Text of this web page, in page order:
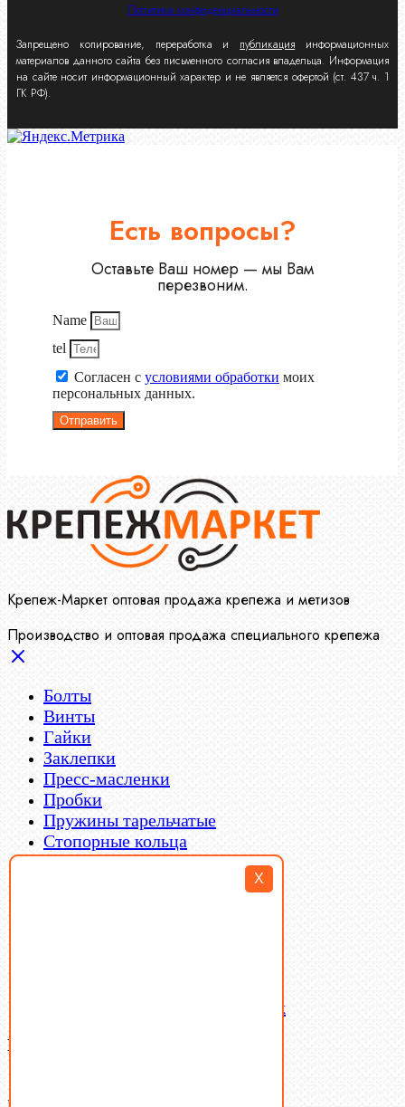
X
Политика конфиденциальности
Запрещено копирование, переработка и публикация информационных
материалов данного сайта без письменного согласия владельца. Информация
на сайте носит информационный характер и не является офертой (ст. 437 ч. 1
ГК РФ).
Есть вопросы?
Оставьте Ваш номер — мы Вам
перезвоним.
Name
tel
Согласен с условиями обработки моих
персональных данных.
Отправить
Крепеж-Маркет оптовая продажа крепежа и метизов
Производство и оптовая продажа специального крепежа
Болты
Винты
Гайки
Заклепки
Пресс-масленки
Пробки
Пружины тарельчатые
Стопорные кольца
Такелаж
Латунный и бронзовый крепеж
Ваша корзина